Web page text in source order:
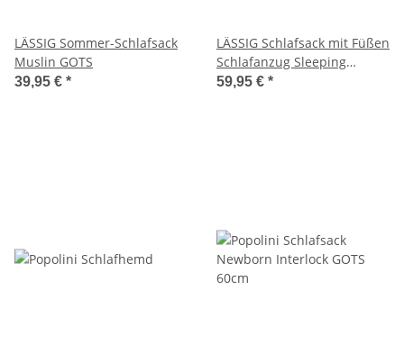
LÄSSIG Sommer-Schlafsack
Muslin GOTS
39,95 € *
LÄSSIG Schlafsack mit Füßen
Schlafanzug Sleeping
Jumper
59,95 € *